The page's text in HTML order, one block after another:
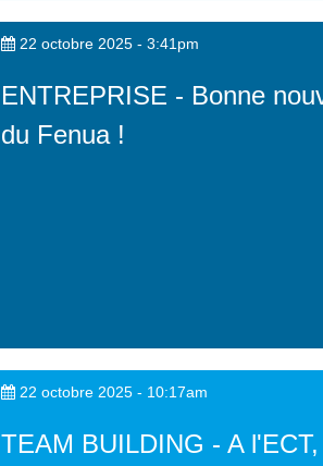
22 octobre 2025 - 3:41pm
ENTREPRISE - Bonne
du Fenua !
22 octobre 2025 - 10:17am
TEAM BUILDING - A